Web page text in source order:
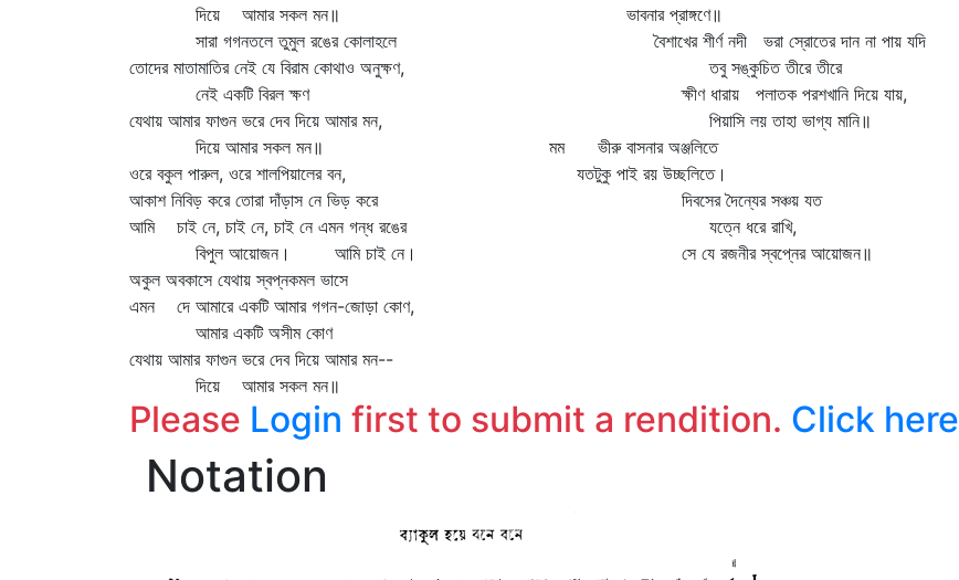
দিয়ে আমার সকল মন॥
সারা গগনতলে তুমুল রঙের কোলাহলে
তোদের মাতামাতির নেই যে বিরাম কোথাও অনুক্ষণ,
নেই একটি বিরল ক্ষণ
যেথায় আমার ফাগুন ভরে দেব দিয়ে আমার মন,
দিয়ে আমার সকল মন॥
ওরে বকুল পারুল, ওরে শালপিয়ালের বন,
আকাশ নিবিড় করে তোরা দাঁড়াস নে ভিড় করে
আমি চাই নে, চাই নে, চাই নে এমন গন্ধ রঙের
বিপুল আয়োজন। আমি চাই নে।
অকুল অবকাসে যেথায় স্বপ্নকমল ভাসে
এমন দে আমারে একটি আমার গগন-জোড়া কোণ,
আমার একটি অসীম কোণ
যেথায় আমার ফাগুন ভরে দেব দিয়ে আমার মন--
দিয়ে আমার সকল মন॥
ভাবনার প্রাঙ্গণে॥
বৈশাখের শীর্ণ নদী ভরা স্রোতের দান না পায় যদি
তবু সঙ্কুচিত তীরে তীরে
ক্ষীণ ধারায় পলাতক পরশখানি দিয়ে যায়,
পিয়াসি লয় তাহা ভাগ্য মানি॥
মম ভীরু বাসনার অঞ্জলিতে
যতটুকু পাই রয় উচ্ছলিতে।
দিবসের দৈন্যের সঞ্চয় যত
যত্নে ধরে রাখি,
সে যে রজনীর স্বপ্নের আয়োজন॥
Please Login first to submit a rendition. Click here
Notation